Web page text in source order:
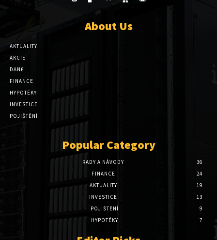
About Us
AKTUALITY
AKCIE
DANĚ
FINANCE
HYPOTÉKY
INVESTICE
POJIŠTĚNÍ
Popular Category
RADY A NÁVODY
36
FINANCE
24
AKTUALITY
19
INVESTICE
13
POJIŠTĚNÍ
9
HYPOTÉKY
7